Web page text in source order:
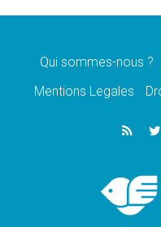
message
«La visite
05.08.2026
Le nonce
Léon XIV
un peuple
Qui sommes-nous ?
Mentions Legales